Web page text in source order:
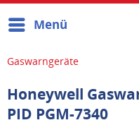
Menü
Gaswarngeräte
Honeywell
PID PGM-7340